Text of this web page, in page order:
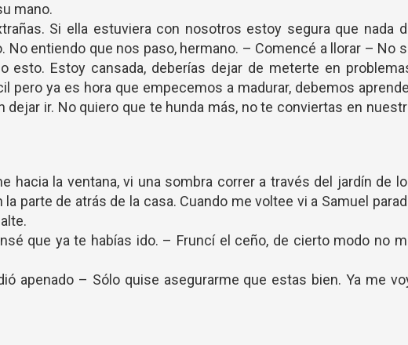
mano.
Si ella estuviera con nosotros estoy segura que nada
No entiendo que nos paso, hermano. – Comencé a llorar – No
esto. Estoy cansada, deberías dejar de meterte en
pero ya es hora que empecemos a madurar, debemos
dejar ir. No quiero que te hunda más, no te conviertas en
hacia la ventana, vi una sombra correr a través del jardín de
la parte de atrás de la casa. Cuando me voltee vi a Samuel
que ya te habías ido. – Fruncí el ceño, de cierto modo no
apenado – Sólo quise asegurarme que estas bien. Ya me